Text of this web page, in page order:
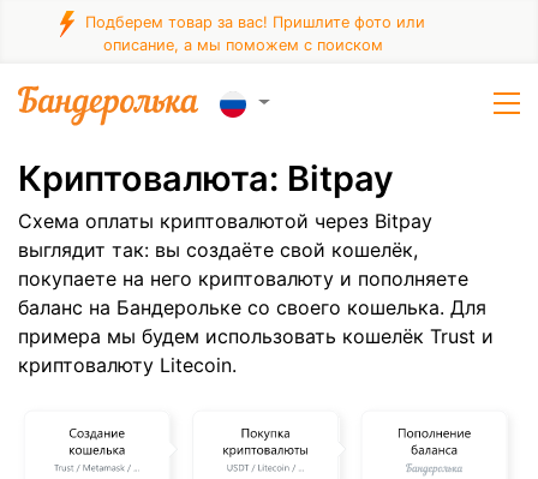
Подберем товар за вас! Пришлите фото или
описание, а мы поможем с поиском
Криптовалюта: Bitpay
Схема оплаты криптовалютой через Bitpay
выглядит так: вы создаёте свой кошелёк,
покупаете на него криптовалюту и пополняете
баланс на Бандерольке со своего кошелька. Для
примера мы будем использовать кошелёк Trust и
криптовалюту Litecoin.